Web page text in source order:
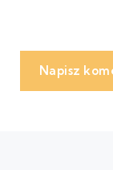
Napisz